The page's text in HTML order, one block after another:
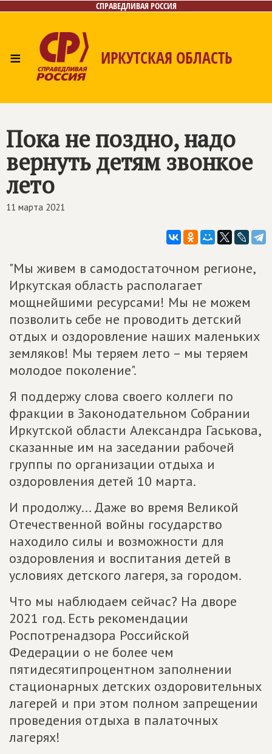
СПРАВЕДЛИВАЯ РОССИЯ
≡ ИРКУТСКАЯ ОБЛАСТЬ
Пока не поздно, надо
вернуть детям звонкое
лето
11 марта 2021
"Мы живем в самодостаточном регионе,
Иркутская область располагает
мощнейшими ресурсами! Мы не можем
позволить себе не проводить детский
отдых и оздоровление наших маленьких
земляков! Мы теряем лето – мы теряем
молодое поколение".
Я поддержу слова своего коллеги по
фракции в Законодательном Собрании
Иркутской области Александра Гаськова,
сказанные им на заседании рабочей
группы по организации отдыха и
оздоровления детей 10 марта.
И продолжу... Даже во время Великой
Отечественной войны государство
находило силы и возможности для
оздоровления и воспитания детей в
условиях детского лагеря, за городом.
Что мы наблюдаем сейчас? На дворе
2021 год. Есть рекомендации
Роспотренадзора Российской
Федерации о не более чем
пятидесятипроцентном заполнении
стационарных детских оздоровительных
лагерей и при этом полном запрещении
проведения отдыха в палаточных
лагерях!